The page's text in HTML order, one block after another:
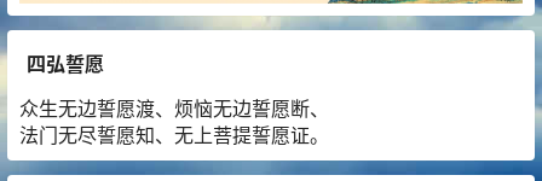
四弘誓愿
众生无边誓愿渡、烦恼无边誓愿断、
法门无尽誓愿知、无上菩提誓愿证。